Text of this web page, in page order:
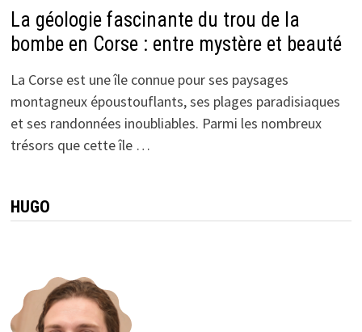
La géologie fascinante du trou de la
bombe en Corse : entre mystère et beauté
La Corse est une île connue pour ses paysages
montagneux époustouflants, ses plages paradisiaques
et ses randonnées inoubliables. Parmi les nombreux
trésors que cette île …
HUGO